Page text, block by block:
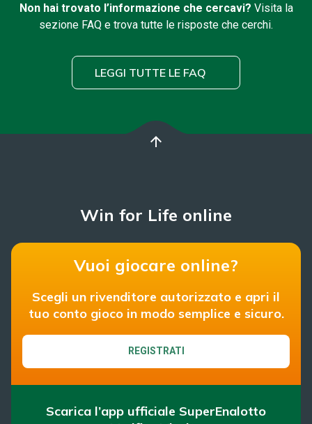
Non hai trovato l’informazione che cercavi? Visita la
sezione FAQ e trova tutte le risposte che cerchi.
LEGGI TUTTE LE FAQ
arrow_upward
Win for Life online
Vuoi giocare online?
Scegli un rivenditore autorizzato e apri il
tuo conto gioco in modo semplice e sicuro.
REGISTRATI
Scarica l’app ufficiale SuperEnalotto